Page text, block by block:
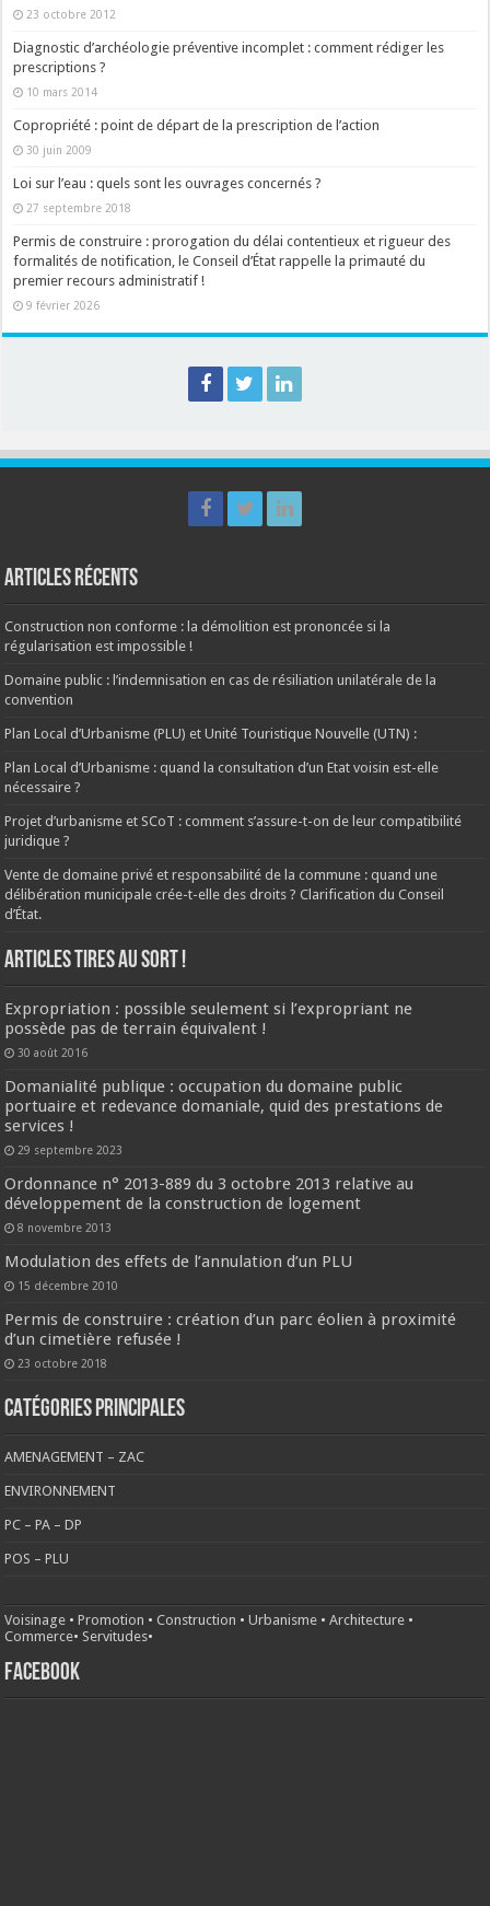
23 octobre 2012
Diagnostic d’archéologie préventive incomplet : comment rédiger les
prescriptions ?
10 mars 2014
Copropriété : point de départ de la prescription de l’action
30 juin 2009
Loi sur l’eau : quels sont les ouvrages concernés ?
27 septembre 2018
Permis de construire : prorogation du délai contentieux et rigueur des
formalités de notification, le Conseil d’État rappelle la primauté du
premier recours administratif !
9 février 2026
Articles récents
Construction non conforme : la démolition est prononcée si la
régularisation est impossible !
Domaine public : l’indemnisation en cas de résiliation unilatérale de la
convention
Plan Local d’Urbanisme (PLU) et Unité Touristique Nouvelle (UTN) :
Plan Local d’Urbanisme : quand la consultation d’un Etat voisin est-elle
nécessaire ?
Projet d’urbanisme et SCoT : comment s’assure-t-on de leur compatibilité
juridique ?
Vente de domaine privé et responsabilité de la commune : quand une
délibération municipale crée-t-elle des droits ? Clarification du Conseil
d’État.
ARTICLES TIRES AU SORT !
Expropriation : possible seulement si l’expropriant ne
possède pas de terrain équivalent !
30 août 2016
Domanialité publique : occupation du domaine public
portuaire et redevance domaniale, quid des prestations de
services !
29 septembre 2023
Ordonnance n° 2013-889 du 3 octobre 2013 relative au
développement de la construction de logement
8 novembre 2013
Modulation des effets de l’annulation d’un PLU
15 décembre 2010
Permis de construire : création d’un parc éolien à proximité
d’un cimetière refusée !
23 octobre 2018
CATÉGORIES PRINCIPALES
AMENAGEMENT – ZAC
ENVIRONNEMENT
PC – PA – DP
POS – PLU
Voisinage •Promotion •Construction •Urbanisme •Architecture •
Commerce• Servitudes•
FACEBOOK